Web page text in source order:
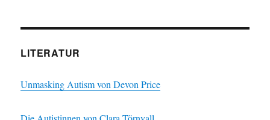
LITERATUR
Unmasking Autism von Devon Price